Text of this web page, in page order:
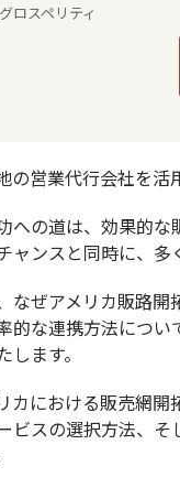
ロスペリティ
の営業代行会社を活
への道は、効果的
ャンスと同時に、多
なぜアメリカ販路
的な連携方法につ
ます。
カにおける販売網
ビスの選択方法、